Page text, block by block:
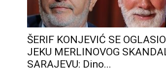
ŠERIF KONJEVIĆ SE
JEKU MERLINOVOG
SARAJEVU: Dino...